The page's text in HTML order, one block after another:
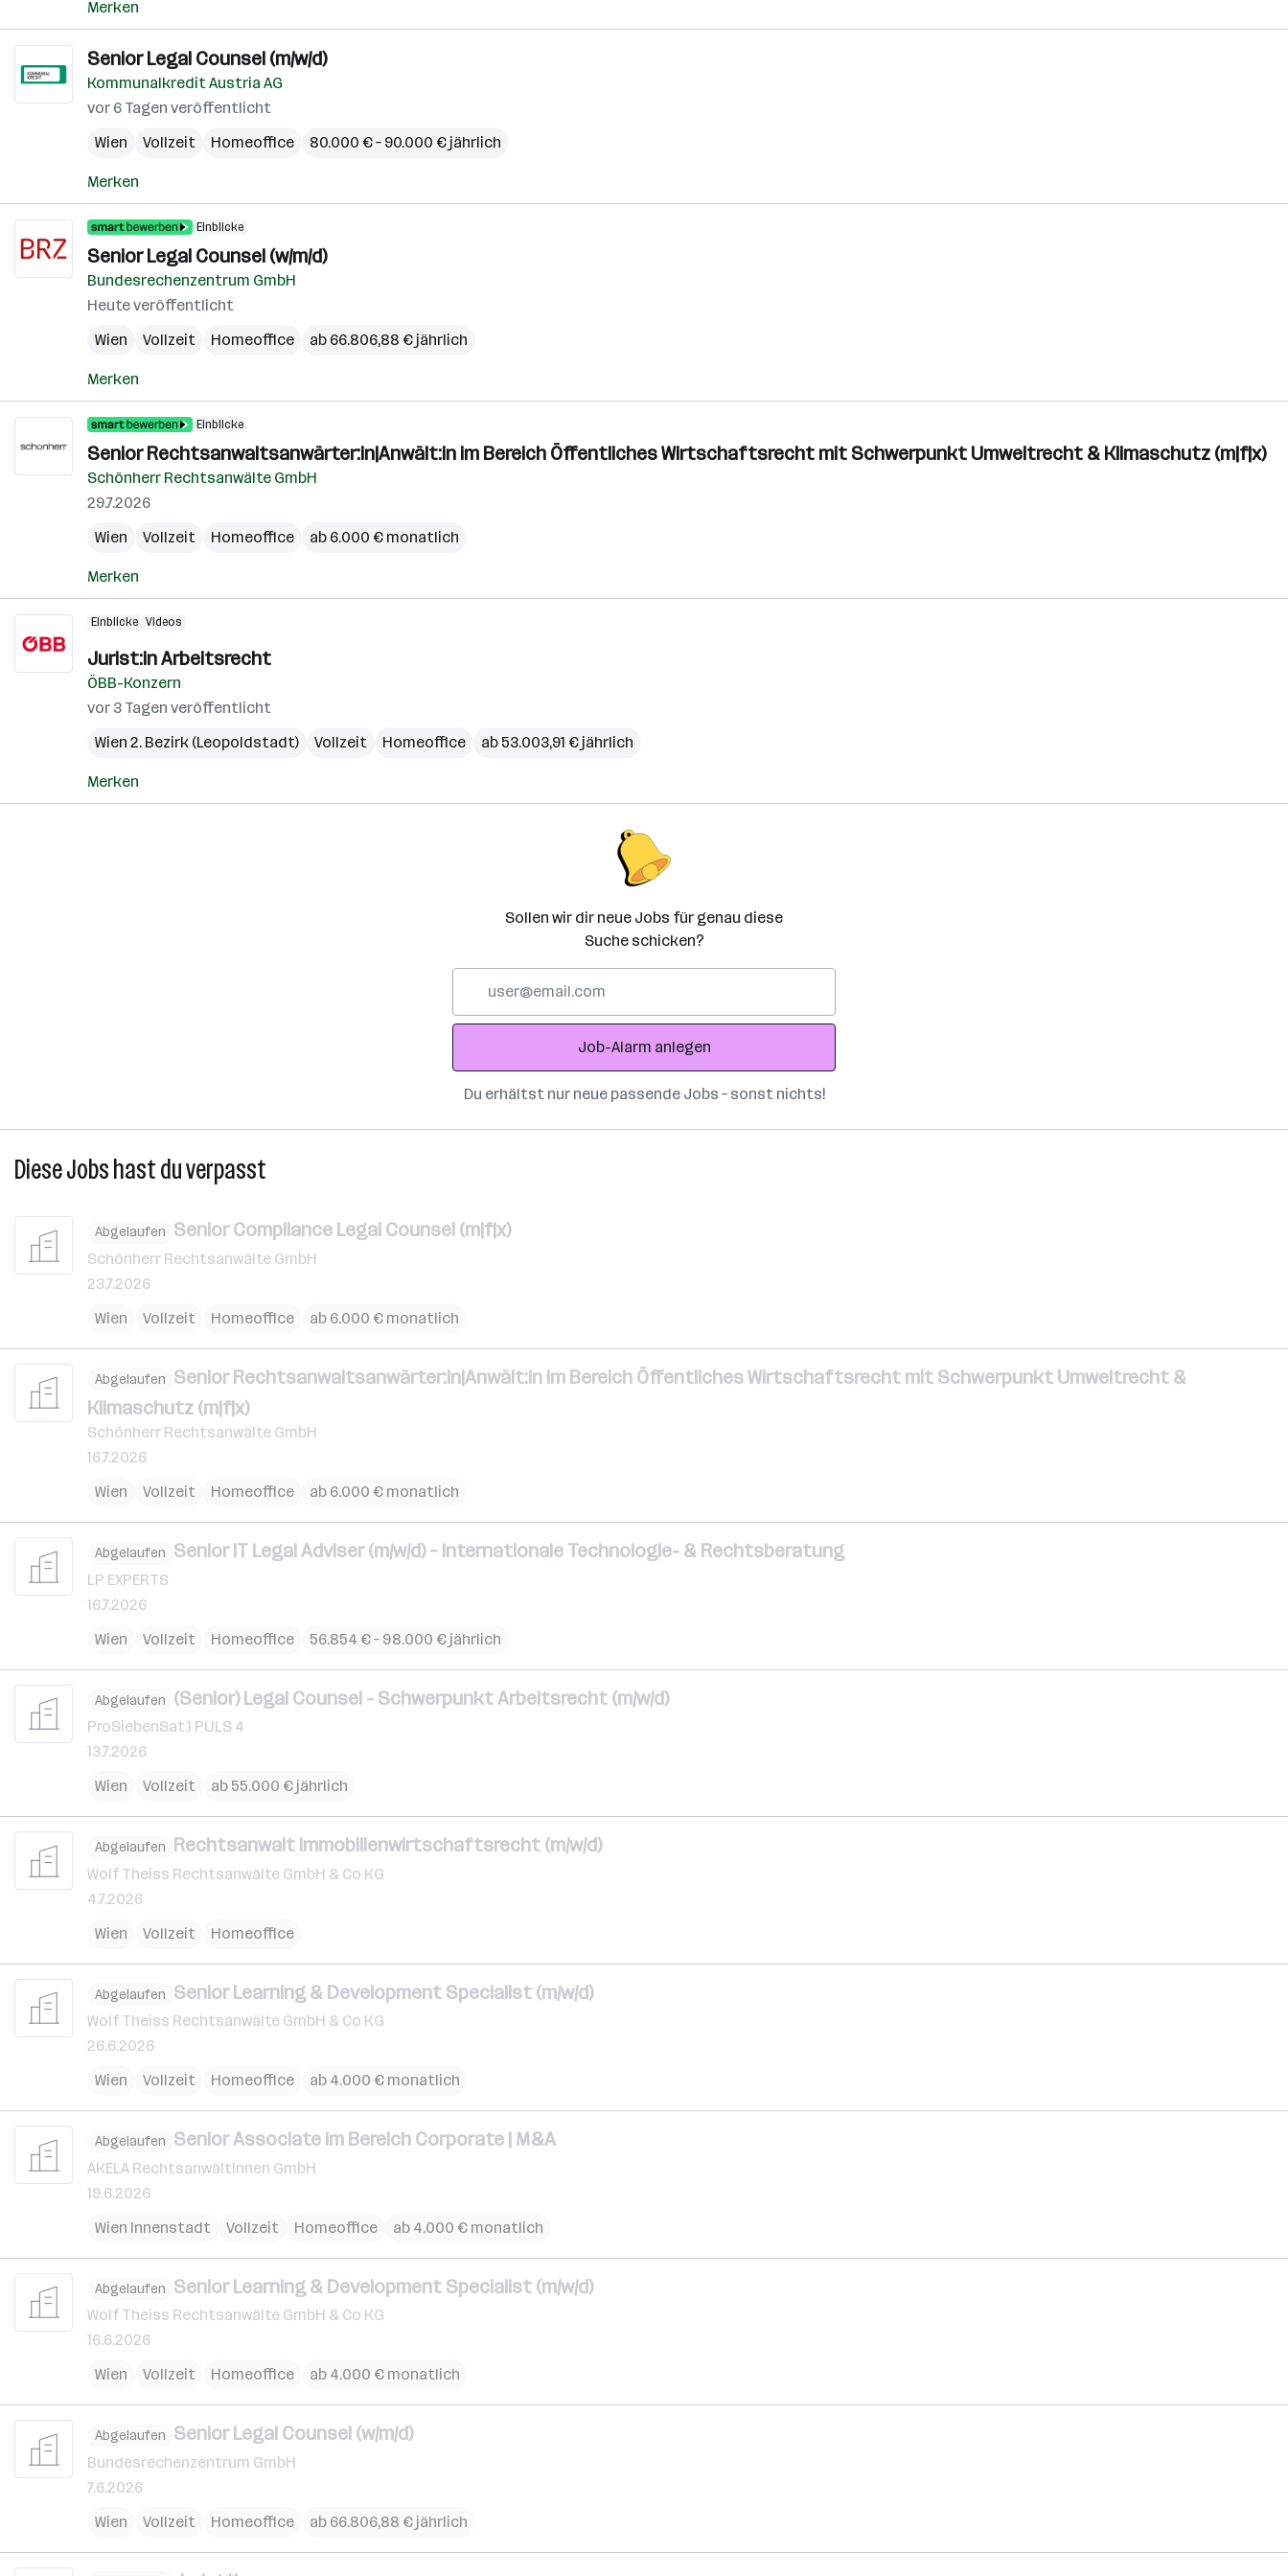
Merken
Senior Legal Counsel (m/w/d)
Kommunalkredit Austria AG
vor 6 Tagen veröffentlicht
Wien
Vollzeit Homeoffice 80.000 € – 90.000 € jährlich
Merken
Einblicke
Senior Legal Counsel (w/m/d)
Bundesrechenzentrum GmbH
Heute veröffentlicht
Wien
Vollzeit Homeoffice ab 66.806,88 € jährlich
Merken
Einblicke
Senior Rechtsanwaltsanwärter:in|Anwält:in im Bereich Öffentliches Wirtschaftsrecht mit Schwerpunkt Umweltrecht & Klimaschutz (m|f|x)
Schönherr Rechtsanwälte GmbH
29.7.2026
Wien
Vollzeit Homeoffice ab 6.000 € monatlich
Merken
Einblicke Videos
Jurist:in Arbeitsrecht
ÖBB-Konzern
vor 3 Tagen veröffentlicht
Wien 2. Bezirk (Leopoldstadt)
Vollzeit Homeoffice ab 53.003,91 € jährlich
Merken
Sollen wir dir neue Jobs für genau diese
Suche schicken?
Adresse
Job-Alarm anlegen
Du erhältst nur neue passende Jobs – sonst nichts!
Diese Jobs hast du verpasst
Abgelaufen Senior Compliance Legal Counsel (m|f|x)
Schönherr Rechtsanwälte GmbH
23.7.2026
Wien
Vollzeit Homeoffice ab 6.000 € monatlich
Abgelaufen Senior Rechtsanwaltsanwärter:in|Anwält:in im Bereich Öffentliches Wirtschaftsrecht mit Schwerpunkt Umweltrecht &
Klimaschutz (m|f|x)
Schönherr Rechtsanwälte GmbH
16.7.2026
Wien
Vollzeit Homeoffice ab 6.000 € monatlich
Abgelaufen Senior IT Legal Adviser (m/w/d) – Internationale Technologie- & Rechtsberatung
LP EXPERTS
16.7.2026
Wien
Vollzeit Homeoffice 56.854 € – 98.000 € jährlich
Abgelaufen (Senior) Legal Counsel - Schwerpunkt Arbeitsrecht (m/w/d)
ProSiebenSat.1 PULS 4
13.7.2026
Wien
Vollzeit ab 55.000 € jährlich
Abgelaufen Rechtsanwalt Immobilienwirtschaftsrecht (m/w/d)
Wolf Theiss Rechtsanwälte GmbH & Co KG
4.7.2026
Wien
Vollzeit Homeoffice
Abgelaufen Senior Learning & Development Specialist (m/w/d)
Wolf Theiss Rechtsanwälte GmbH & Co KG
26.6.2026
Wien
Vollzeit Homeoffice ab 4.000 € monatlich
Abgelaufen Senior Associate im Bereich Corporate | M&A
AKELA RechtsanwältInnen GmbH
19.6.2026
Wien Innenstadt
Vollzeit Homeoffice ab 4.000 € monatlich
Abgelaufen Senior Learning & Development Specialist (m/w/d)
Wolf Theiss Rechtsanwälte GmbH & Co KG
16.6.2026
Wien
Vollzeit Homeoffice ab 4.000 € monatlich
Abgelaufen Senior Legal Counsel (w/m/d)
Bundesrechenzentrum GmbH
7.6.2026
Wien
Vollzeit Homeoffice ab 66.806,88 € jährlich